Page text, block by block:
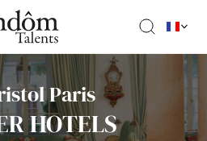
Paris
HOTELS